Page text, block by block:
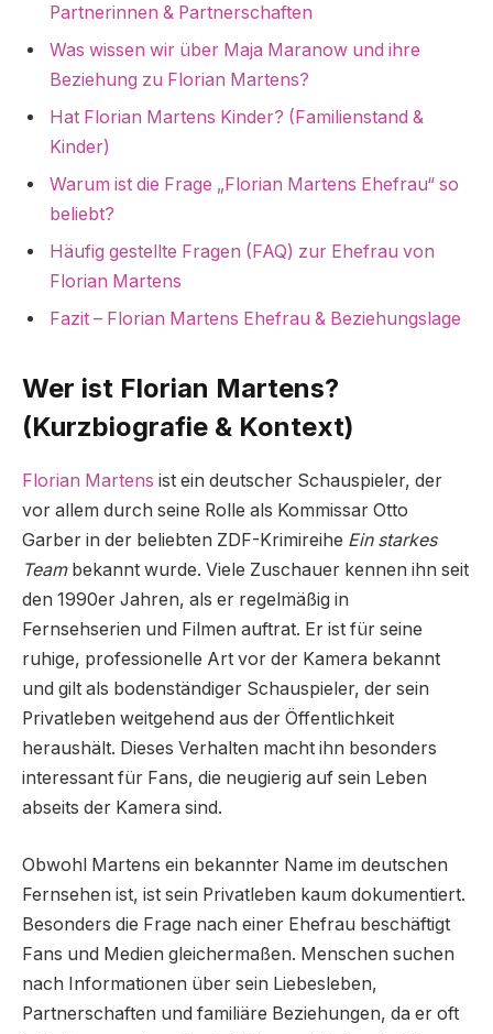
Partnerinnen & Partnerschaften
Was wissen wir über Maja Maranow und ihre
Beziehung zu Florian Martens?
Hat Florian Martens Kinder? (Familienstand &
Kinder)
Warum ist die Frage „Florian Martens Ehefrau“ so
beliebt?
Häufig gestellte Fragen (FAQ) zur Ehefrau von
Florian Martens
Fazit – Florian Martens Ehefrau & Beziehungslage
Wer ist Florian Martens?
(Kurzbiografie & Kontext)
Florian Martens ist ein deutscher Schauspieler, der
vor allem durch seine Rolle als Kommissar Otto
Garber in der beliebten ZDF-Krimireihe Ein starkes
Teambekannt wurde. Viele Zuschauer kennen ihn seit
den 1990er Jahren, als er regelmäßig in
Fernsehserien und Filmen auftrat. Er ist für seine
ruhige, professionelle Art vor der Kamera bekannt
und gilt als bodenständiger Schauspieler, der sein
Privatleben weitgehend aus der Öffentlichkeit
heraushält. Dieses Verhalten macht ihn besonders
interessant für Fans, die neugierig auf sein Leben
abseits der Kamera sind.
Obwohl Martens ein bekannter Name im deutschen
Fernsehen ist, ist sein Privatleben kaum dokumentiert.
Besonders die Frage nach einer Ehefrau beschäftigt
Fans und Medien gleichermaßen. Menschen suchen
nach Informationen über sein Liebesleben,
Partnerschaften und familiäre Beziehungen, da er oft